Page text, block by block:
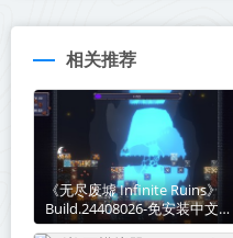
相关推荐
《无尽废墟 Infinite Ruins》
Build.24408026-免安装中文
版丨中文版网盘下载